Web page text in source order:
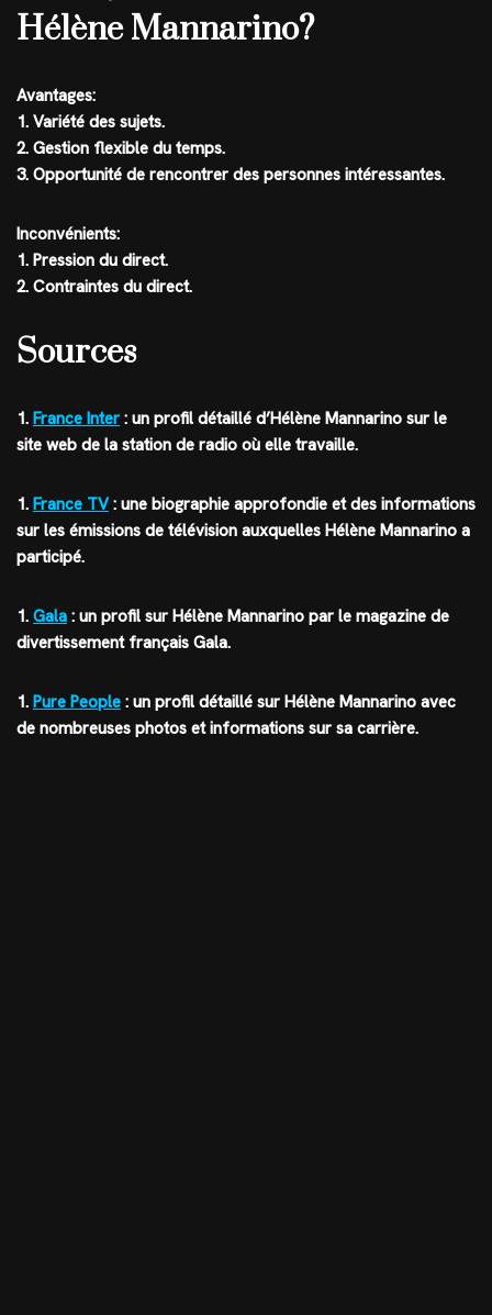
Hélène Mannarino?
Avantages:
1. Variété des sujets.
2. Gestion flexible du temps.
3. Opportunité de rencontrer des personnes intéressantes.
Inconvénients:
1. Pression du direct.
2. Contraintes du direct.
Sources
1. France Inter : un profil détaillé d’Hélène Mannarino sur le
site web de la station de radio où elle travaille.
1. France TV: une biographie approfondie et des informations
sur les émissions de télévision auxquelles Hélène Mannarino a
participé.
1. Gala : un profil sur Hélène Mannarino par le magazine de
divertissement français Gala.
1. Pure People : un profil détaillé sur Hélène Mannarino avec
de nombreuses photos et informations sur sa carrière.